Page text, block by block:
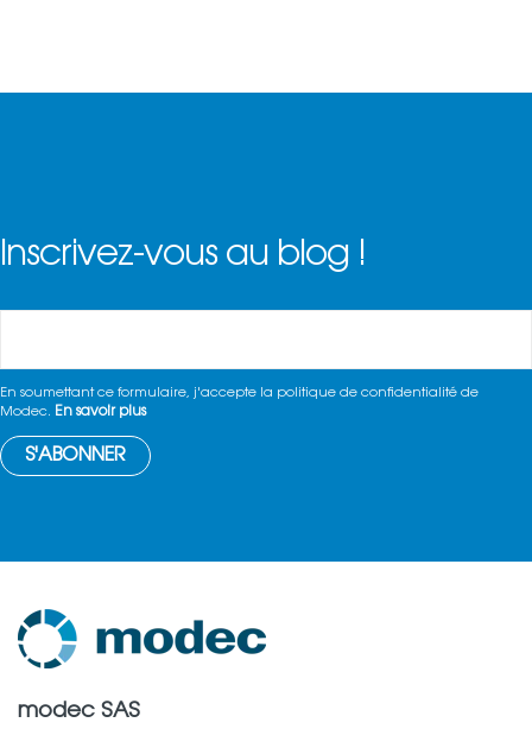
Inscrivez-vous au blog !
En soumettant ce formulaire, j'accepte la politique de confidentialité de
Modec. En savoir plus
modec SAS